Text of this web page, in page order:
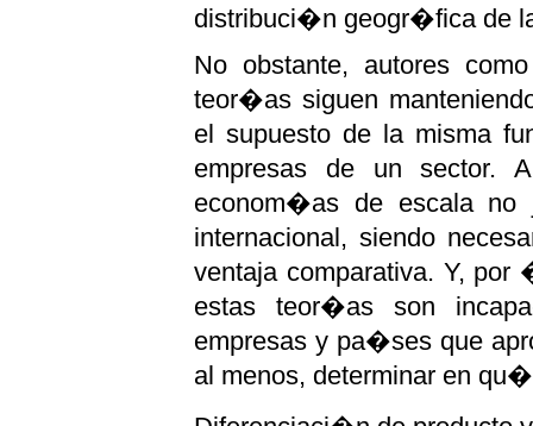
distribuci�n geogr�fica de
No obstante, autores
teor�as siguen
el supuesto de la misma
empresas de un sector.
econom�as de escala
internacional, siendo
ventaja comparativa. Y,
estas teor�as son
empresas y pa�ses que
al menos, determinar en